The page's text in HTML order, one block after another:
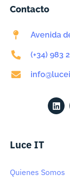
Contacto
Avenida
(+34) 983
Luce IT
Quienes Somos